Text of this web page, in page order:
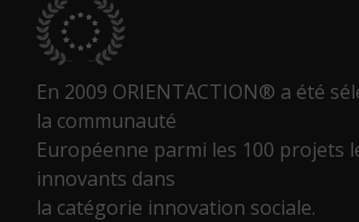
En 2009 ORIENTACTION® a été
la communauté
Européenne parmi les 100 projets
innovants dans
la catégorie innovation sociale.